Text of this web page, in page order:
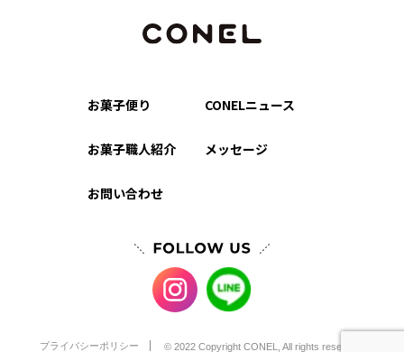
お菓子便り CONELニュース
お菓子職人紹介 メッセージ
お問い合わせ
プライバシーポリシー © 2022 Copyright CONEL, All rights reserved.